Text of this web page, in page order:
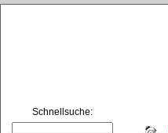
Schnellsuche: